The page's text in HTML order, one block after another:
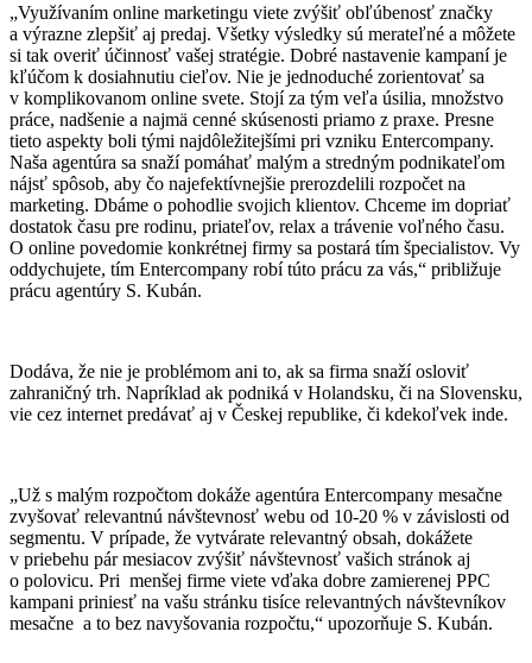
„Využívaním online marketingu viete zvýšiť obľúbenosť značky
a výrazne zlepšiť aj predaj. Všetky výsledky sú merateľné a môžete
si tak overiť účinnosť vašej stratégie. Dobré nastavenie kampaní je
kľúčom k dosiahnutiu cieľov. Nie je jednoduché zorientovať sa
v komplikovanom online svete. Stojí za tým veľa úsilia, množstvo
práce, nadšenie a najmä cenné skúsenosti priamo z praxe. Presne
tieto aspekty boli tými najdôležitejšími pri vzniku Entercompany.
Naša agentúra sa snaží pomáhať malým a stredným podnikateľom
nájsť spôsob, aby čo najefektívnejšie prerozdelili rozpočet na
marketing. Dbáme o pohodlie svojich klientov. Chceme im dopriať
dostatok času pre rodinu, priateľov, relax a trávenie voľného času.
O online povedomie konkrétnej firmy sa postará tím špecialistov. Vy
oddychujete, tím Entercompany robí túto prácu za vás,“ približuje
prácu agentúry S. Kubán.
Dodáva, že nie je problémom ani to, ak sa firma snaží osloviť
zahraničný trh. Napríklad ak podniká v Holandsku, či na Slovensku,
vie cez internet predávať aj v Českej republike, či kdekoľvek inde.
„Už s malým rozpočtom dokáže agentúra Entercompany mesačne
zvyšovať relevantnú návštevnosť webu od 10-20 % v závislosti od
segmentu. V prípade, že vytvárate relevantný obsah, dokážete
v priebehu pár mesiacov zvýšiť návštevnosť vašich stránok aj
o polovicu. Pri menšej firme viete vďaka dobre zamierenej PPC
kampani priniesť na vašu stránku tisíce relevantných návštevníkov
mesačne a to bez navyšovania rozpočtu,“ upozorňuje S. Kubán.